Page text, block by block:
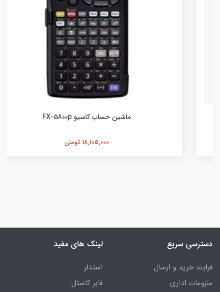
ماشین حساب کاسیو FX-5800p
18,105,000 تومان
دسترسی سریع
فرایند خرید و ارسال
ملزومات اداری
لینک های مفید
استدلر
فابر کاستل